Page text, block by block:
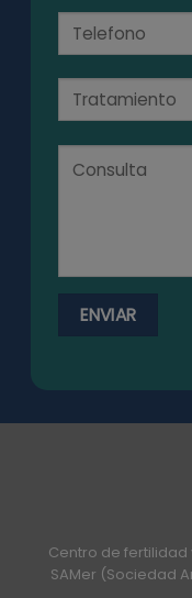
Centro de
SAMer (Sociedad